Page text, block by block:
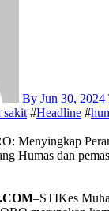
By Jun 30, 2024
sakit #Headline #
–STIKes